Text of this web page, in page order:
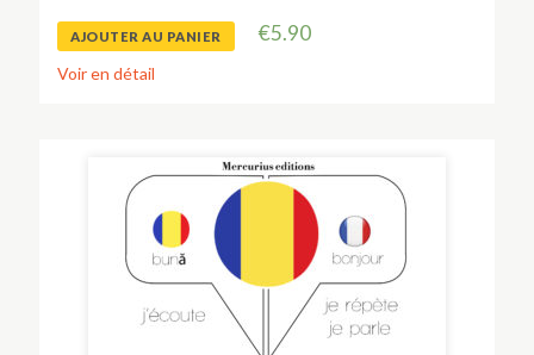
AJOUTER AU PANIER €5.90
Voir en détail